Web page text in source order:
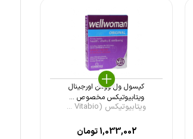
کپسول ول وومن اورجینال
ویتابیوتیکس مخصوص ...
ویتابیوتیکس (Vitabio ...
1,033,002تومان